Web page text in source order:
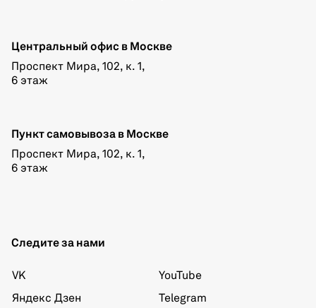
Центральный офис в Москве
Проспект Мира, 102, к. 1,
6 этаж
Пункт самовывоза в Москве
Проспект Мира, 102, к. 1,
6 этаж
Следите за нами
VK
Яндекс Дзен
YouTube
Telegram